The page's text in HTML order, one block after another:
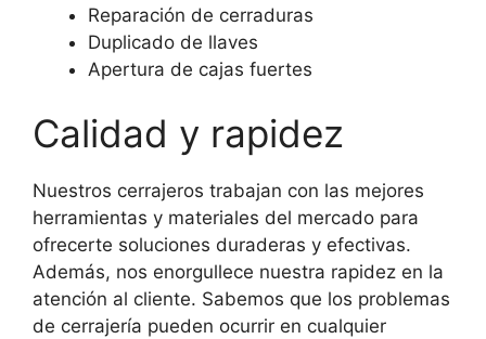
Reparación de cerraduras
Duplicado de llaves
Apertura de cajas fuertes
Calidad y rapidez
Nuestros cerrajeros trabajan con las mejores
herramientas y materiales del mercado para
ofrecerte soluciones duraderas y efectivas.
Además, nos enorgullece nuestra rapidez en la
atención al cliente. Sabemos que los problemas
de cerrajería pueden ocurrir en cualquier